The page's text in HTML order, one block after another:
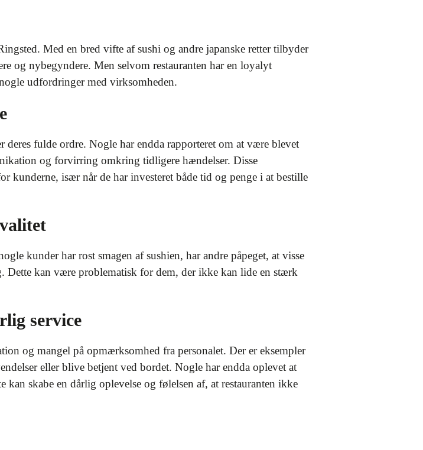
Med en bred vifte af sushi og andre japanske retter tilbyder
og nybegyndere. Men selvom restauranten har en loyalyt
udfordringer med virksomheden.
fulde ordre. Nogle har endda rapporteret om at være blevet
og forvirring omkring tidligere hændelser. Disse
kunderne, især når de har investeret både tid og penge i at bestille
kunder har rost smagen af ​​sushien, har andre påpeget, at visse
Dette kan være problematisk for dem, der ikke kan lide en stærk
service
og mangel på opmærksomhed fra personalet. Der er eksempler
eller blive betjent ved bordet. Nogle har endda oplevet at
kan skabe en dårlig oplevelse og følelsen af, at restauranten ikke